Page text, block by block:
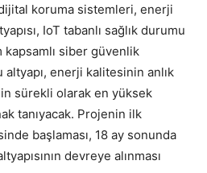
koruma sistemleri, enerji
IoT tabanlı sağlık durumu
siber güvenlik
altyapı, enerji kalitesinin anlık
sürekli olarak en yüksek
tanıyacak. Projenin ilk
başlaması, 18 ay sonunda
devreye alınması